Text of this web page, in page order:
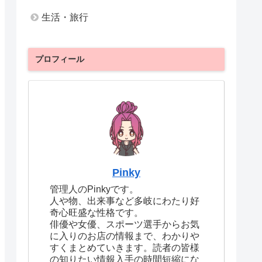
生活・旅行
プロフィール
Pinky
管理人のPinkyです。
人や物、出来事など多岐にわたり好
奇心旺盛な性格です。
俳優や女優、スポーツ選手からお気
に入りのお店の情報まで、わかりや
すくまとめていきます。読者の皆様
の知りたい情報入手の時間短縮にな